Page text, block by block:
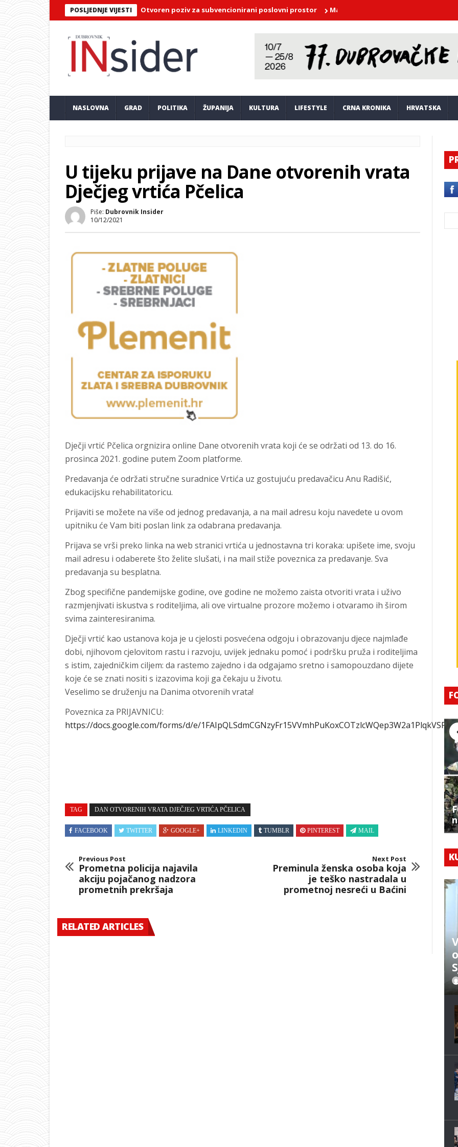
POSLJEDNJE VIJESTI
za poduzetnike u Dubrovniku: Otvoren poziv za subvencionirani poslovni prostor Marko Kutlić u nedjelju nastupa na Orsuli
NASLOVNA GRAD POLITIKA ŽUPANIJA KULTURA LIFESTYLE CRNA KRONIKA HRVATSKA
U tijeku prijave na Dane otvorenih vrata
Dječjeg vrtića Pčelica
Piše: Dubrovnik Insider
10/12/2021
Dječji vrtić Pčelica orgnizira online Dane otvorenih vrata koji će se održati od 13. do 16.
prosinca 2021. godine putem Zoom platforme.
Predavanja će održati stručne suradnice Vrtića uz gostujuću predavačicu Anu Radišić,
edukacijsku rehabilitatoricu.
Prijaviti se možete na više od jednog predavanja, a na mail adresu koju navedete u ovom
upitniku će Vam biti poslan link za odabrana predavanja.
Prijava se vrši preko linka na web stranici vrtića u jednostavna tri koraka: upišete ime, svoju
mail adresu i odaberete što želite slušati, i na mail stiže poveznica za predavanje. Sva
predavanja su besplatna.
Zbog specifične pandemijske godine, ove godine ne možemo zaista otvoriti vrata i uživo
razmjenjivati iskustva s roditeljima, ali ove virtualne prozore možemo i otvaramo ih širom
svima zainteresiranima.
Dječji vrtić kao ustanova koja je u cjelosti posvećena odgoju i obrazovanju djece najmlađe
dobi, njihovom cjelovitom rastu i razvoju, uvijek jednaku pomoć i podršku pruža i roditeljima
s istim, zajedničkim ciljem: da rastemo zajedno i da odgajamo sretno i samopouzdano dijete
koje će se znati nositi s izazovima koji ga čekaju u životu.
Veselimo se druženju na Danima otvorenih vrata!
Poveznica za PRIJAVNICU:
https://docs.google.com/forms/d/e/
TAG DAN OTVORENIH VRATA DJEČJEG VRTIĆA PČELICA
FACEBOOK TWITTER GOOGLE+ LINKEDIN TUMBLR PINTEREST MAIL
Previous Post
Prometna policija najavila
akciju pojačanog nadzora
prometnih prekršaja
Next Post
Preminula ženska osoba koja
je teško nastradala u
prometnoj nesreći u Baćini
RELATED ARTICLES